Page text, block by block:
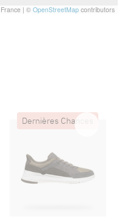
| © OpenStreetMap contributors
Dernières Chances